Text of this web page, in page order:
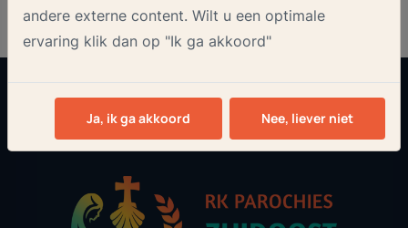
andere externe content. Wilt u een optimale
ervaring klik dan op "Ik ga akkoord"
Ja, ik ga akkoord Nee, liever niet
Aanmelden